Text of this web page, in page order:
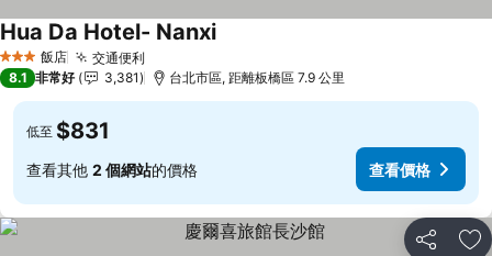
3 星級 飯店 交通便利
Hua Da Hotel- Nanxi
8.1 非常好 3,381 台北市區, 距離板橋區 7.9 公里
低至 $831
查看其他 2 個網站的價格 查看價格
分享 加